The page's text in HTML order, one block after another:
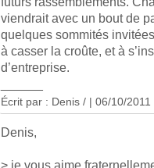
viendrait avec un bout de
quelques sommités
à casser la croûte, et à
d’entreprise.
Écrit par : Denis / | 06/10/2011
Denis,
> je vous aime